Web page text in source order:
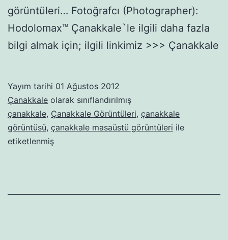
görüntüleri… Fotoğrafcı (Photographer):
Hodolomax™ Çanakkale`le ilgili daha fazla
bilgi almak için; ilgili linkimiz >>> Çanakkale
Yayım tarihi 01 Ağustos 2012
Çanakkale olarak sınıflandırılmış
çanakkale, Çanakkale Görüntüleri, çanakkale
görüntüsü, çanakkale masaüstü görüntüleri ile
etiketlenmiş